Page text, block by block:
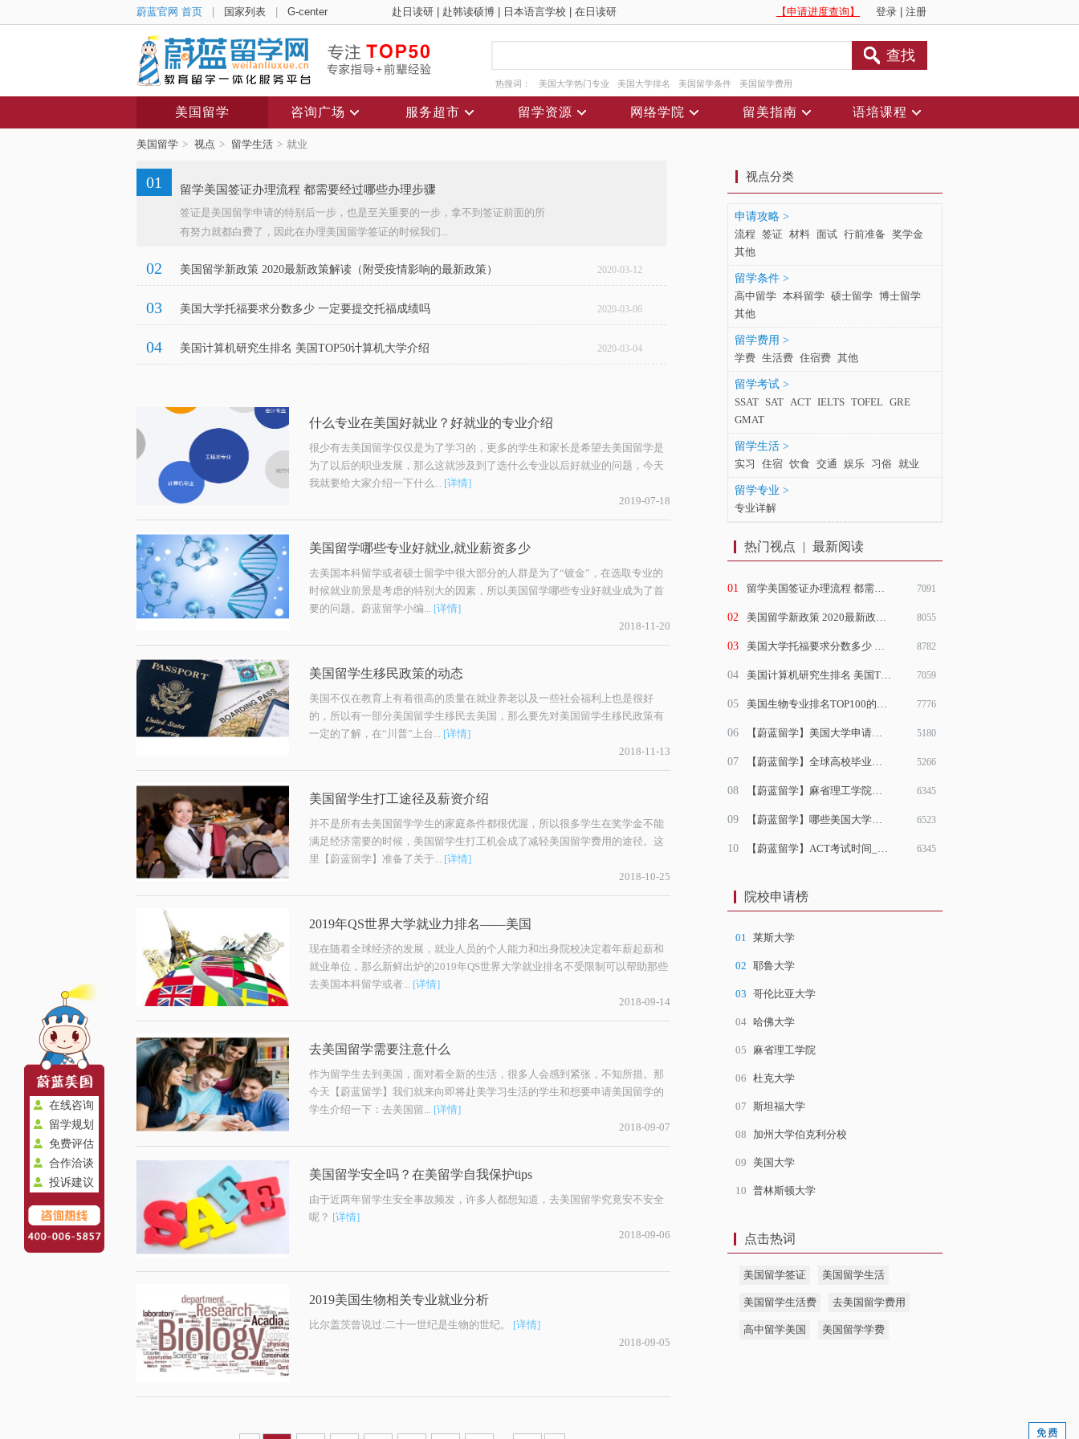
蔚蓝官网 首页 国家列表 G-center 赴日读研 赴韩读硕博 日本语言学校 在日读研 登录 注册
【申请进度查询】
查找
热搜词： 美国大学热门专业 美国大学排名 美国留学条件 美国留学费用
美国留学 咨询广场 服务超市 留学资源 网络学院 留美指南 语培课程
美国留学 > 视点 > 留学生活 > 就业
01 留学美国签证办理流程 都需要经过哪些办理步骤
签证是美国留学申请的特别后一步，也是至关重要的一步，拿不到签证前面的所
有努力就都白费了，因此在办理美国留学签证的时候我们...
02 美国留学新政策 2020最新政策解读（附受疫情影响的最新政策） 2020-03-12
03 美国大学托福要求分数多少 一定要提交托福成绩吗 2020-03-06
04 美国计算机研究生排名 美国TOP50计算机大学介绍 2020-03-04
什么专业在美国好就业？好就业的专业介绍
很少有去美国留学仅仅是为了学习的，更多的学生和家长是希望去美国留学是
为了以后的职业发展，那么这就涉及到了选什么专业以后好就业的问题，今天
我就要给大家介绍一下什么... [详情]
2019-07-18
美国留学哪些专业好就业,就业薪资多少
去美国本科留学或者硕士留学中很大部分的人群是为了“镀金”，在选取专业的
时候就业前景是考虑的特别大的因素，所以美国留学哪些专业好就业成为了首
要的问题。蔚蓝留学小编... [详情]
2018-11-20
美国留学生移民政策的动态
美国不仅在教育上有着很高的质量在就业养老以及一些社会福利上也是很好
的，所以有一部分美国留学生移民去美国，那么要先对美国留学生移民政策有
一定的了解，在“川普”上台... [详情]
2018-11-13
美国留学生打工途径及薪资介绍
并不是所有去美国留学学生的家庭条件都很优渥，所以很多学生在奖学金不能
满足经济需要的时候，美国留学生打工机会成了减轻美国留学费用的途径。这
里【蔚蓝留学】准备了关于... [详情]
2018-10-25
2019年QS世界大学就业力排名——美国
现在随着全球经济的发展，就业人员的个人能力和出身院校决定着年薪起薪和
就业单位，那么新鲜出炉的2019年QS世界大学就业排名不受限制可以帮助那些
去美国本科留学或者... [详情]
2018-09-14
去美国留学需要注意什么
​作为留学生去到美国，面对着全新的生活，很多人会感到紧张，不知所措。那
今天【蔚蓝留学】我们就来向即将赴美学习生活的学生和想要申请美国留学的
学生介绍一下：去美国留... [详情]
2018-09-07
美国留学安全吗？在美留学自我保护tips
​由于近两年留学生安全事故频发，许多人都想知道，去美国留学究竟安不安全
呢？ [详情]
2018-09-06
2019美国生物相关专业就业分析
比尔盖茨曾说过:二十一世纪是生物的世纪。 [详情]
2018-09-05
视点分类
申请攻略 >
流程 签证 材料 面试 行前准备 奖学金
其他
留学条件 >
高中留学 本科留学 硕士留学 博士留学
其他
留学费用 >
学费 生活费 住宿费 其他
留学考试 >
SSAT SAT ACT IELTS TOFEL GRE
GMAT
留学生活 >
实习
住宿 饮食 交通 娱乐 习俗 就业
留学专业 >
专业详解
热门视点 | 最新阅读
01 留学美国签证办理流程 都需要经过哪些办理步骤 7091
02 美国留学新政策 2020最新政策解读（附受疫情影响的最新政策） 8055
03 美国大学托福要求分数多少 一定要提交托福成绩吗 8782
04 美国计算机研究生排名 美国TOP50计算机大学介绍 7059
05 美国生物专业排名TOP100的大学名单排行榜介绍 7776
06 【蔚蓝留学】美国大学申请要求_申请条件 5180
07 【蔚蓝留学】全球高校毕业生就业力排名 斯坦福第一清华第九 5266
08 【蔚蓝留学】麻省理工学院发布3D新技术 6345
09 【蔚蓝留学】哪些美国大学认可act成绩? 6523
10 【蔚蓝留学】ACT考试时间_美国高考考试时间 6345
院校申请榜
01 莱斯大学
02 耶鲁大学
03 哥伦比亚大学
04 哈佛大学
05 麻省理工学院
06 杜克大学
07 斯坦福大学
08 加州大学伯克利分校
09 美国大学
10 普林斯顿大学
点击热词
美国留学签证 美国留学生活
美国留学生活费 去美国留学费用
高中留学美国 美国留学学费
在线咨询
留学规划
免费评估
合作洽谈
投诉建议